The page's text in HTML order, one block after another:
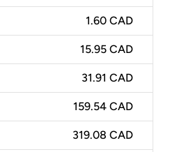
1.60 CAD
15.95 CAD
31.91 CAD
159.54 CAD
319.08 CAD